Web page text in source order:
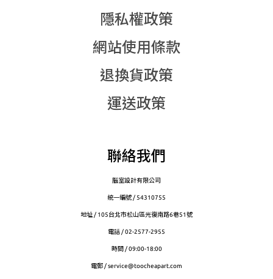
隱私權政策
網站使用條款
退換貨政策
運送政策
聯絡我們
腦室設計有限公司
統一編號 / 54310755
地址 / 105台北市松山區光復南路6巷51號
電話 / 02-2577-2955
時間 / 09:00-18:00
電郵 / service@toocheapart.com